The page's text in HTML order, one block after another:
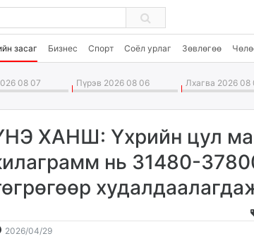
засаг Бизнес Спорт Соёл урлаг Зөвлөгөө
08 07 Пүрэв 2026 08 06 Лхагва 2026 08
ХАНШ: Үхрийн цул
нь 31480-
2026/04/292026-
2026-